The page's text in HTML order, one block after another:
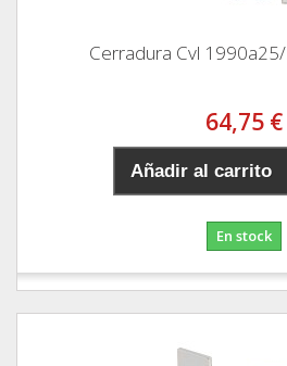
Cerradura Cvl 1990a25/
64,75 €
Añadir al carrito
En stock